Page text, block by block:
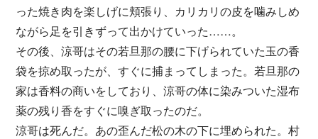
った焼き肉を楽しげに頬張り、カリカリの皮を噛みしめ
ながら足を引きずって出かけていった……。
その後、涼哥はその若旦那の腰に下げられていた玉の香
袋を掠め取ったが、すぐに捕まってしまった。若旦那の
家は香料の商いをしており、涼哥の体に染みついた湿布
薬の残り香をすぐに嗅ぎ取ったのだ。
涼哥は死んだ。あの歪んだ松の木の下に埋められた。村